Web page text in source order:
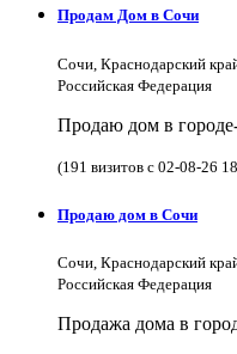
Продам Дом в Сочи
Сочи, Краснодарский
Российская Федерация
Продаю дом в
(191 визитов с 02-08-26
Продаю дом в Сочи
Сочи, Краснодарский
Российская Федерация
Продажа дома в